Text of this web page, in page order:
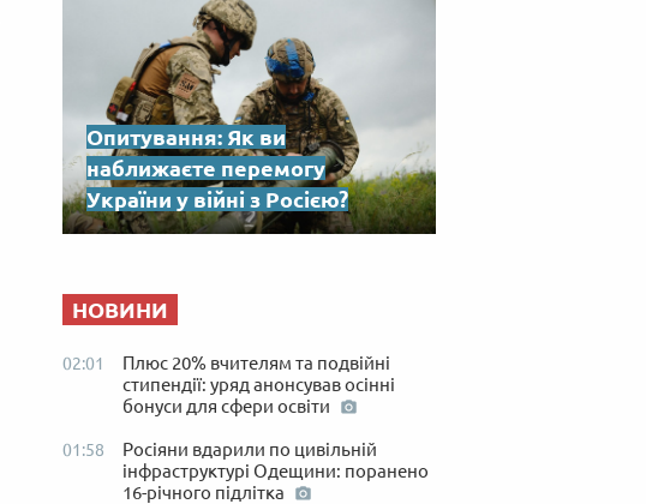
Опитування: Як ви
наближаєте перемогу
України у війні з Росією?
НОВИНИ
02:01
Плюс 20% вчителям та подвійні
стипендії: уряд анонсував осінні
бонуси для сфери освіти
01:58
Росіяни вдарили по цивільній
інфраструктурі Одещини: поранено
16-річного підлітка